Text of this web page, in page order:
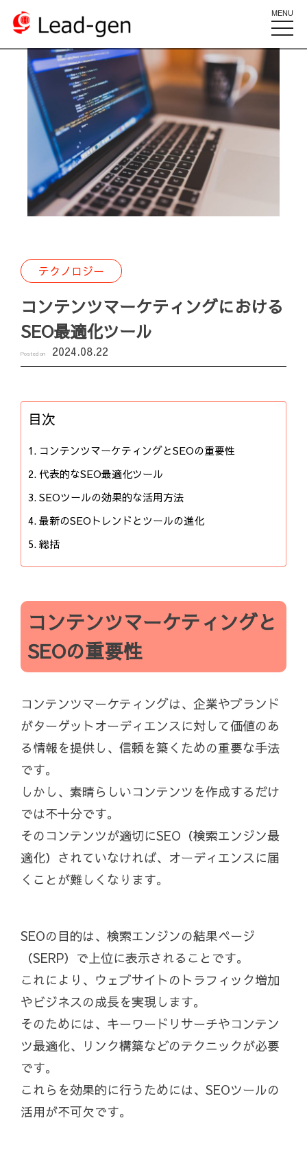
MENU
toggle
テクノロジー
コンテンツマーケティングにおける
SEO最適化ツール
Posted on 2024.08.22
目次
コンテンツマーケティングとSEOの重要性
代表的なSEO最適化ツール
SEOツールの効果的な活用方法
最新のSEOトレンドとツールの進化
総括
コンテンツマーケティングと
SEOの重要性
コンテンツマーケティングは、企業やブランド
がターゲットオーディエンスに対して価値のあ
る情報を提供し、信頼を築くための重要な手法
です。
しかし、素晴らしいコンテンツを作成するだけ
では不十分です。
そのコンテンツが適切にSEO（検索エンジン最
適化）されていなければ、オーディエンスに届
くことが難しくなります。
SEOの目的は、検索エンジンの結果ページ
（SERP）で上位に表示されることです。
これにより、ウェブサイトのトラフィック増加
やビジネスの成長を実現します。
そのためには、キーワードリサーチやコンテン
ツ最適化、リンク構築などのテクニックが必要
です。
これらを効果的に行うためには、SEOツールの
活用が不可欠です。